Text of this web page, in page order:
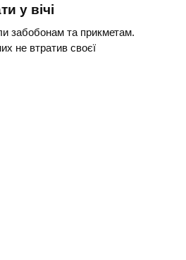
у вічі
забобонам та прикметам.
не втратив своєї